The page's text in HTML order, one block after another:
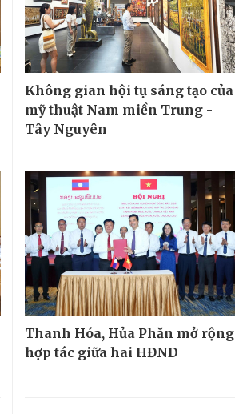
Không gian hội tụ sáng tạo của
mỹ thuật Nam miền Trung -
Tây Nguyên
Thanh Hóa, Hủa Phăn mở rộng
hợp tác giữa hai HĐND